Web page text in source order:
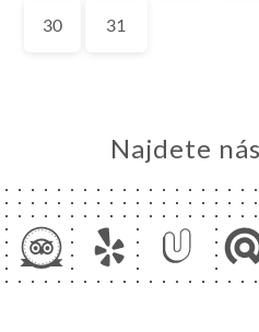
Najdete